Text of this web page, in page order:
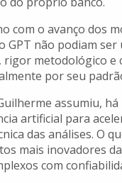
com o avanço dos
GPT não podiam
metodológico e
por seu
assumiu,
artificial para
das análises. O
mais inovadores
com